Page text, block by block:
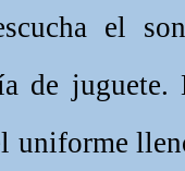
el
de juguete.
uniforme